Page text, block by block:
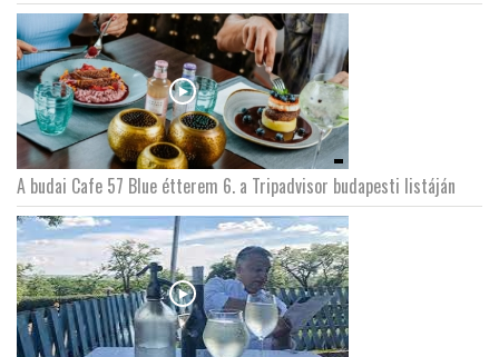
A budai Cafe 57 Blue étterem 6. a Tripadvisor budapesti listáján